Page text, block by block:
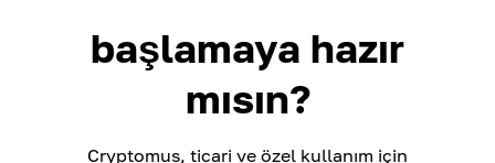
başlamaya hazır
mısın?
Cryptomus, ticari ve özel kullanım için